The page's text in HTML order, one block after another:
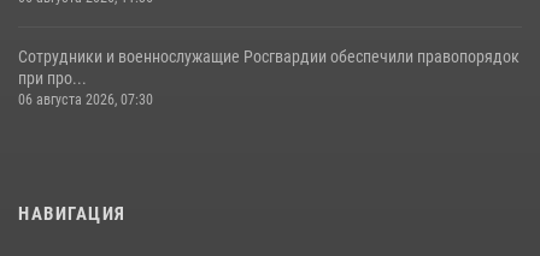
Сотрудники и военнослужащие Росгвардии обеспечили правопорядок
при про...
06 августа 2026, 07:30
НАВИГАЦИЯ